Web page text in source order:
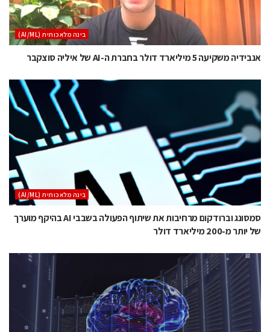
בינה מלאכותית (AI/ML)
אנבידיה משקיעה 5 מיליארד דולר בחברת ה-AI של איליה סוצקבר
בינה מלאכותית (AI/ML)
סמסונג וברודקום מרחיבות את שיתוף הפעולה בשבבי AI בהיקף מוערך
של יותר מ-200 מיליארד דולר